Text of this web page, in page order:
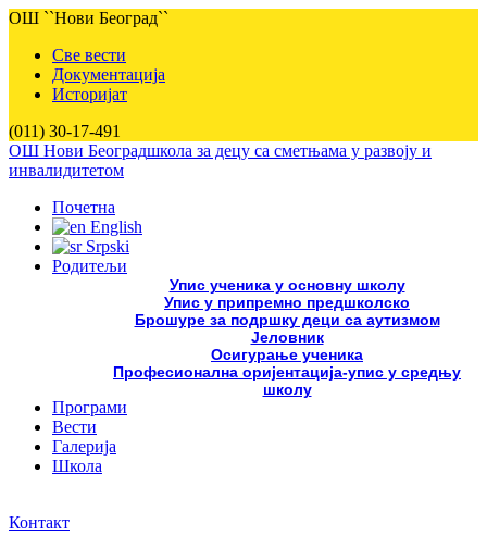
ОШ ``Нови Београд``
Све вести
Документација
Историјат
(011) 30-17-491
ОШ Нови Београдшкола за децу са сметњама у развоју и
инвалидитетом
Почетна
English
Srpski
Родитељи
Упис ученика у основну школу
Упис у припремно предшколско
Брошуре за подршку деци са аутизмом
Јеловник
Осигурање ученика
Професионална оријентација-упис у средњу
школу
Програми
Вести
Галерија
Школа
Контакт